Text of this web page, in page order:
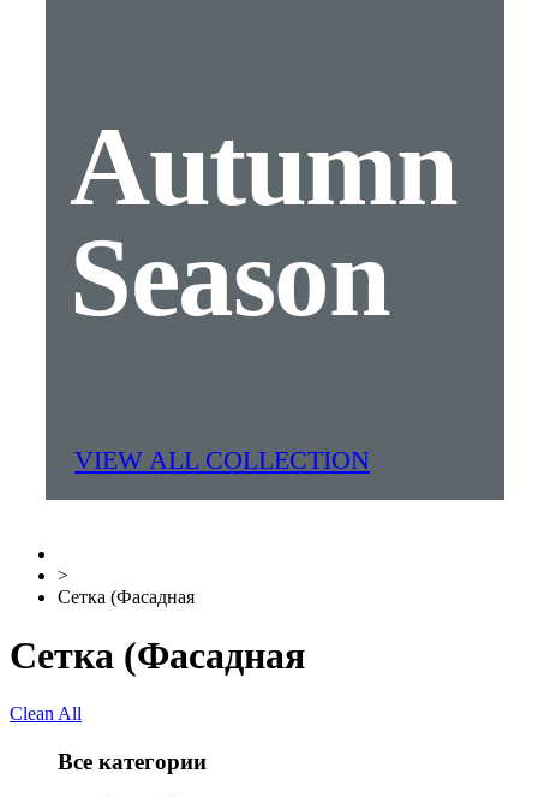
Autumn
Season
VIEW ALL COLLECTION
>
Сетка (Фасадная
Сетка (Фасадная
Clean All
Все категории